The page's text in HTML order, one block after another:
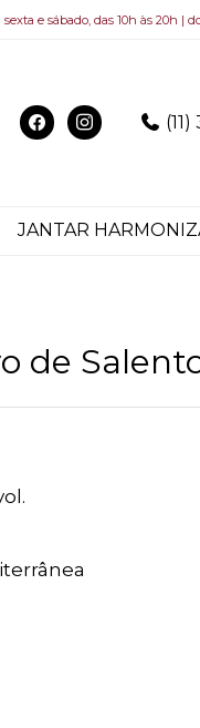
e sábado, das 10h às 20h |
JANTAR
de